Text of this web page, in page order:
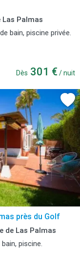
Palmas
bain, piscine privée.
Dès 301 € / nuit
près du Golf
de Las Palmas
piscine.